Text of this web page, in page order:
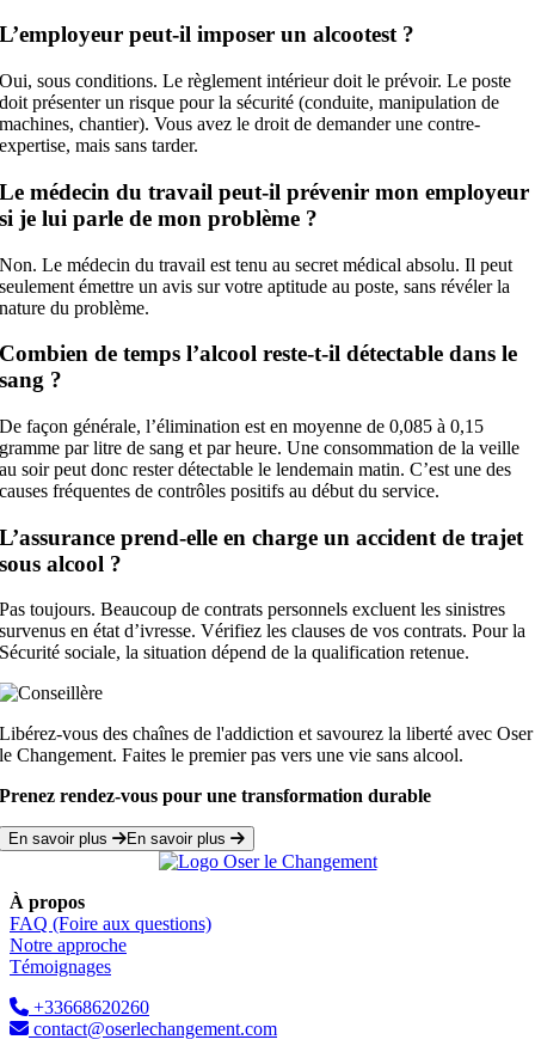
L’employeur peut-il imposer un alcootest ?
Oui, sous conditions. Le règlement intérieur doit le prévoir. Le poste
doit présenter un risque pour la sécurité (conduite, manipulation de
machines, chantier). Vous avez le droit de demander une contre-
expertise, mais sans tarder.
Le médecin du travail peut-il prévenir mon employeur
si je lui parle de mon problème ?
Non. Le médecin du travail est tenu au secret médical absolu. Il peut
seulement émettre un avis sur votre aptitude au poste, sans révéler la
nature du problème.
Combien de temps l’alcool reste-t-il détectable dans le
sang ?
De façon générale, l’élimination est en moyenne de 0,085 à 0,15
gramme par litre de sang et par heure. Une consommation de la veille
au soir peut donc rester détectable le lendemain matin. C’est une des
causes fréquentes de contrôles positifs au début du service.
L’assurance prend-elle en charge un accident de trajet
sous alcool ?
Pas toujours. Beaucoup de contrats personnels excluent les sinistres
survenus en état d’ivresse. Vérifiez les clauses de vos contrats. Pour la
Sécurité sociale, la situation dépend de la qualification retenue.
Libérez-vous des chaînes de l'addiction et savourez la liberté avec Oser
le Changement. Faites le premier pas vers une vie sans alcool.
Prenez rendez-vous pour une transformation durable
En savoir plus En savoir plus
À propos
FAQ (Foire aux questions)
Notre approche
Témoignages
+33668620260
contact@oserlechangement.com